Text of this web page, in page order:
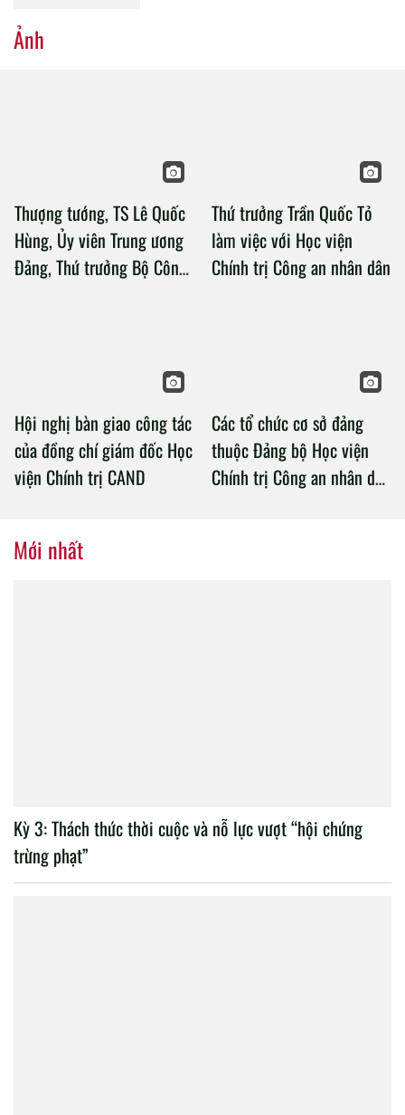
Ảnh
Thượng tướng, TS Lê Quốc
Hùng, Ủy viên Trung ương
Đảng, Thứ trưởng Bộ Công
Thứ trưởng Trần Quốc Tỏ
làm việc với Học viện
Chính trị Công an nhân dân
Hội nghị bàn giao công tác
của đồng chí giám đốc Học
viện Chính trị CAND
Các tổ chức cơ sở đảng
thuộc Đảng bộ Học viện
Chính trị Công an nhân dân
Mới nhất
Kỳ 3: Thách thức thời cuộc và nỗ lực vượt “hội chứng
trừng phạt”